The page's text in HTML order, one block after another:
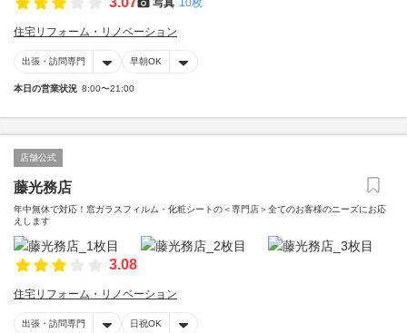
住宅リフォーム・リノベーション
出張・訪問専門 早朝OK
本日の営業状況 8:00〜21:00
店舗公式
藤光務店
年中無休で対応！窓ガラスフィルム・化粧シートの＜専門店＞全てのお客様のニーズにお応
えします
3.08
住宅リフォーム・リノベーション
出張・訪問専門 日祝OK